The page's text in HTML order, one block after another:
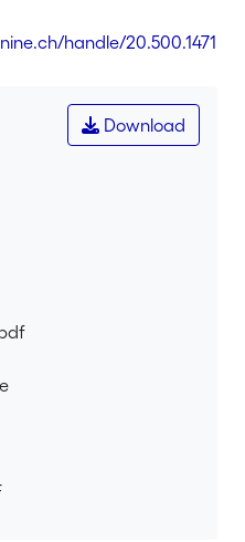
handle/20.500.1471
Download